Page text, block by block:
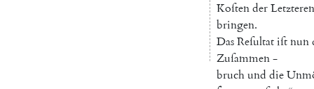
KoſtenderLetzteren
bringen.
DasReſultatiſtnun
Zuſammen-
bruchund die